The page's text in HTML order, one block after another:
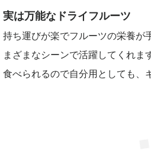
実は万能なドライフルーツ
持ち運びが楽でフルーツの栄養が
まざまなシーンで活躍してくれ
食べられるので自分用としても、